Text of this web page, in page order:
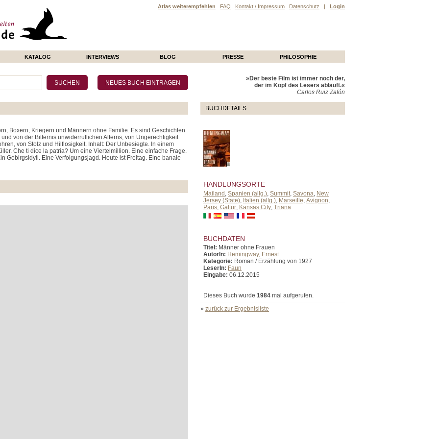
Atlas weiterempfehlen FAQ Kontakt / Impressum Datenschutz | Login
KATALOG INTERVIEWS BLOG PRESSE PHILOSOPHIE
Boxern, Kriegern und Männern ohne Familie. Es sind Geschichten
von der Bitternis unwiderruflichen Alterns, von Ungerechtigkeit
von Stolz und Hilflosigkeit. Inhalt: Der Unbesiegte. In einem
Che ti dice la patria? Um eine Viertelmillion. Eine einfache Frage.
Gebirgsidyll. Eine Verfolgungsjagd. Heute ist Freitag. Eine banale
»Der beste Film ist immer noch der,
der im Kopf des Lesers abläuft.«
Carlos Ruiz Zafón
BUCHDETAILS
HANDLUNGSORTE
Mailand Spanien (allg.) Summit Savona New
Jersey (State) Italien (allg.) Marseille Avignon
Paris Galtür Kansas City Triana
BUCHDATEN
Titel: Männer ohne Frauen
AutorIn: Hemingway, Ernest
Kategorie: Roman / Erzählung von 1927
LeserIn: Faun
Eingabe: 06.12.2015
Dieses Buch wurde 1984 mal aufgerufen.
» zurück zur Ergebnisliste